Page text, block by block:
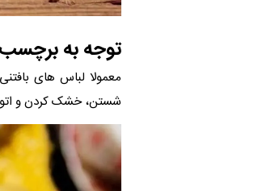
توجه به
معمولا لباس های
شستن، خشک کردن و اتو